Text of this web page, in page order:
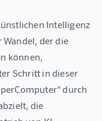
der die
können,
Schritt in dieser
durch
die